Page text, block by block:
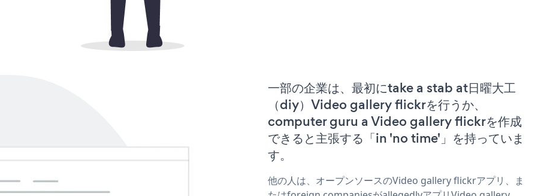
一部の企業は、最初にtake a stab at日曜大工
（diy）Video gallery flickrを行うか、
computer guru a Video gallery flickrを作成
できると主張する「in 'no time'」を持っていま
す。
他の人は、オープンソースのVideo gallery flickrアプリ、ま